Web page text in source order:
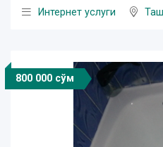
Интернет услуги
800 000 сўм